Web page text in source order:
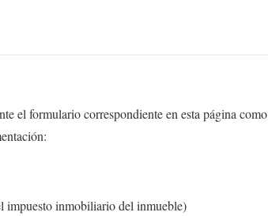
el formulario correspondiente en esta página como
impuesto inmobiliario del inmueble)